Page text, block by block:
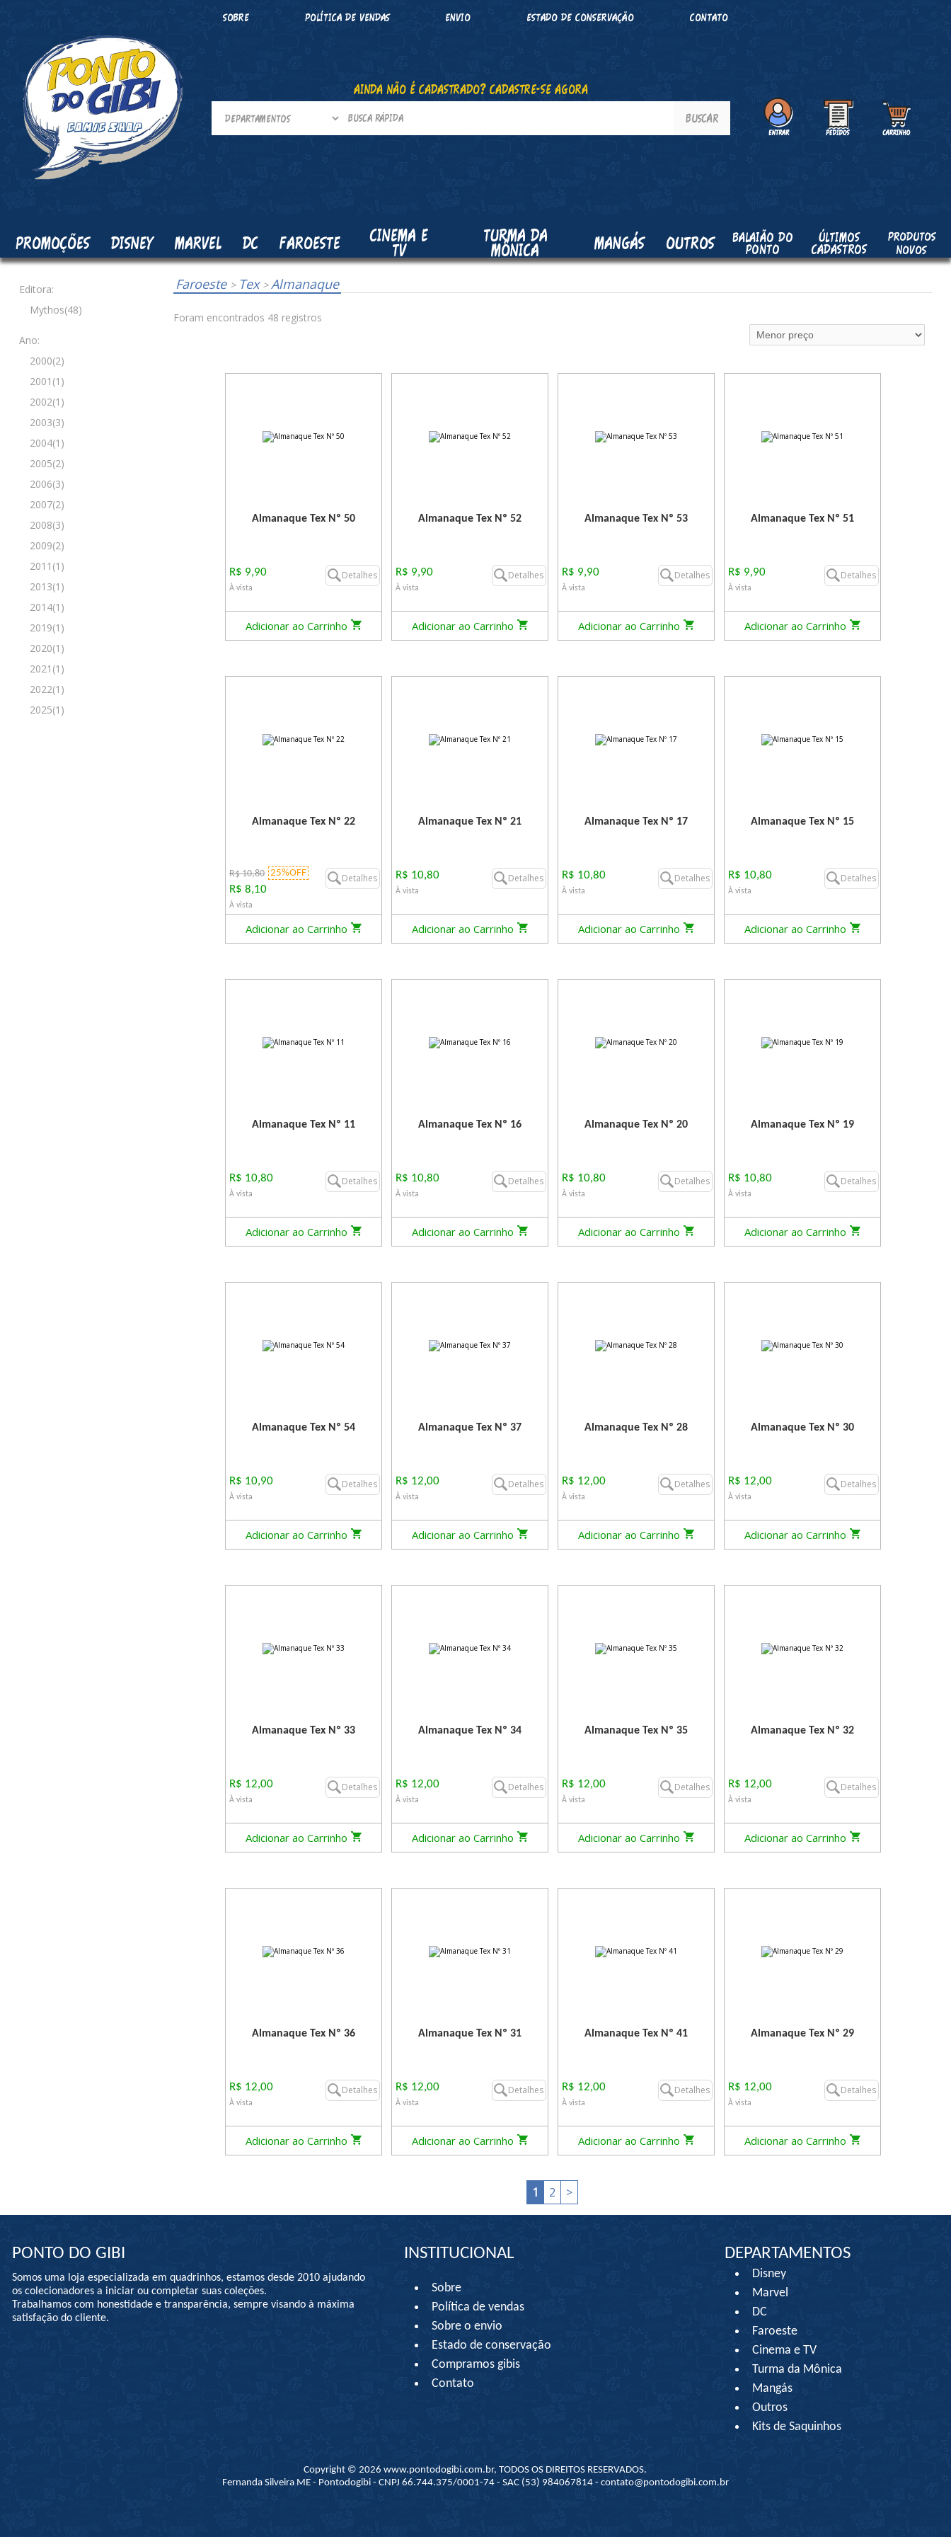
SOBRE POLÍTICA DE VENDAS ENVIO ESTADO DE CONSERVAÇÃO CONTATO
AINDA NÃO É CADASTRADO? CADASTRE-SE AGORA
PROMOÇÕES DISNEY MARVEL DC FAROESTE CINEMA E
TV
TURMA DA
MÔNICA MANGÁS OUTROS BALAIÃO DO
PONTO
ÚLTIMOS
CADASTROS
PRODUTOS
NOVOS
Editora:
Mythos(48)
Ano:
2000(2)
2001(1)
2002(1)
2003(3)
2004(1)
2005(2)
2006(3)
2007(2)
2008(3)
2009(2)
2011(1)
2013(1)
2014(1)
2019(1)
2020(1)
2021(1)
2022(1)
2025(1)
Faroeste > Tex >Almanaque
Foram encontrados 48 registros
Almanaque Tex Nº 50
R$ 9,90
À vista
Detalhes
Adicionar ao Carrinho
Almanaque Tex Nº 52
R$ 9,90
À vista
Detalhes
Adicionar ao Carrinho
Almanaque Tex Nº 53
R$ 9,90
À vista
Detalhes
Adicionar ao Carrinho
Almanaque Tex Nº 51
R$ 9,90
À vista
Detalhes
Adicionar ao Carrinho
Almanaque Tex Nº 22
R$ 10,80 25%OFF
R$ 8,10
À vista
Detalhes
Adicionar ao Carrinho
Almanaque Tex Nº 21
R$ 10,80
À vista
Detalhes
Adicionar ao Carrinho
Almanaque Tex Nº 17
R$ 10,80
À vista
Detalhes
Adicionar ao Carrinho
Almanaque Tex Nº 15
R$ 10,80
À vista
Detalhes
Adicionar ao Carrinho
Almanaque Tex Nº 11
R$ 10,80
À vista
Detalhes
Adicionar ao Carrinho
Almanaque Tex Nº 16
R$ 10,80
À vista
Detalhes
Adicionar ao Carrinho
Almanaque Tex Nº 20
R$ 10,80
À vista
Detalhes
Adicionar ao Carrinho
Almanaque Tex Nº 19
R$ 10,80
À vista
Detalhes
Adicionar ao Carrinho
Almanaque Tex Nº 54
R$ 10,90
À vista
Detalhes
Adicionar ao Carrinho
Almanaque Tex Nº 37
R$ 12,00
À vista
Detalhes
Adicionar ao Carrinho
Almanaque Tex Nº 28
R$ 12,00
À vista
Detalhes
Adicionar ao Carrinho
Almanaque Tex Nº 30
R$ 12,00
À vista
Detalhes
Adicionar ao Carrinho
Almanaque Tex Nº 33
R$ 12,00
À vista
Detalhes
Adicionar ao Carrinho
Almanaque Tex Nº 34
R$ 12,00
À vista
Detalhes
Adicionar ao Carrinho
Almanaque Tex Nº 35
R$ 12,00
À vista
Detalhes
Adicionar ao Carrinho
Almanaque Tex Nº 32
R$ 12,00
À vista
Detalhes
Adicionar ao Carrinho
Almanaque Tex Nº 36
R$ 12,00
À vista
Detalhes
Adicionar ao Carrinho
Almanaque Tex Nº 31
R$ 12,00
À vista
Detalhes
Adicionar ao Carrinho
Almanaque Tex Nº 41
R$ 12,00
À vista
Detalhes
Adicionar ao Carrinho
Almanaque Tex Nº 29
R$ 12,00
À vista
Detalhes
Adicionar ao Carrinho
1 2 >
PONTO DO GIBI
Somos uma loja especializada em quadrinhos, estamos desde 2010 ajudando
os colecionadores a iniciar ou completar suas coleções.
Trabalhamos com honestidade e transparência, sempre visando à máxima
satisfação do cliente.
INSTITUCIONAL
Sobre
Política de vendas
Sobre o envio
Estado de conservação
Compramos gibis
Contato
DEPARTAMENTOS
Disney
Marvel
DC
Faroeste
Cinema e TV
Turma da Mônica
Mangás
Outros
Kits de Saquinhos
Copyright © 2026 www.pontodogibi.com.br, TODOS OS DIREITOS RESERVADOS.
Fernanda Silveira ME - Pontodogibi - CNPJ 66.744.375/0001-74 - SAC (53) 984067814 - contato@pontodogibi.com.br